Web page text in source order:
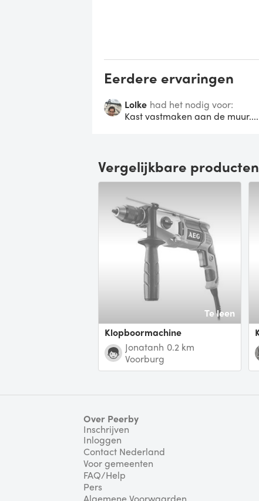
Eerdere ervaringen
Lolke had het nodig voor:
Kast vastmaken aan de muur....
Vergelijkbare producten
Te leen
Klopboormachine
Jonatanh 0.2 km
Voorburg
Over Peerby
Inschrijven
Inloggen
Contact Nederland
Voor gemeenten
FAQ/Help
Pers